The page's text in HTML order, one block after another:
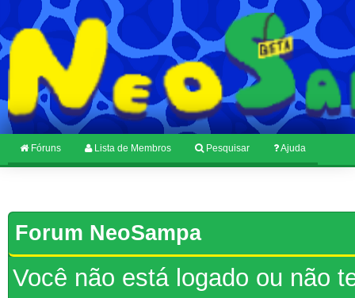
Fóruns Lista de Membros Pesquisar Ajuda
Forum NeoSampa
Você não está logado ou não